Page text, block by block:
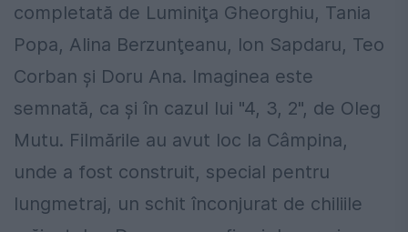
completată de Luminiţa Gheorghiu, Tania
Popa, Alina Berzunţeanu, Ion Sapdaru, Teo
Corban şi Doru Ana. Imaginea este
semnată, ca şi în cazul lui "4, 3, 2", de Oleg
Mutu. Filmările au avut loc la Câmpina,
unde a fost construit, special pentru
lungmetraj, un schit înconjurat de chiliile